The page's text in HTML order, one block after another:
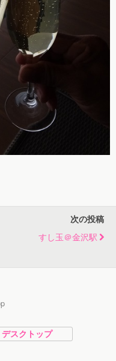
次の投稿
すし玉＠金沢駅
デスクトップ